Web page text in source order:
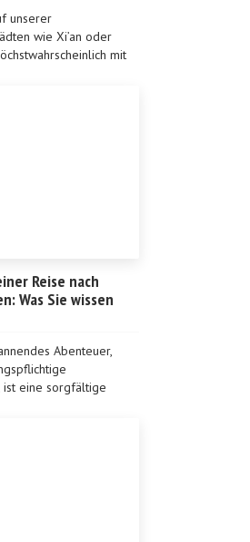
unserer
wie Xi’an oder
mit
Reise nach
Was Sie wissen
Abenteuer,
ist eine sorgfältige